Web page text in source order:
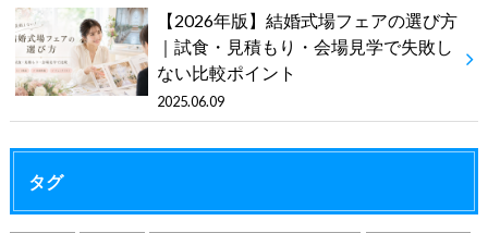
【2026年版】結婚式場フェアの選び方
｜試食・見積もり・会場見学で失敗し
ない比較ポイント
2025.06.09
タグ